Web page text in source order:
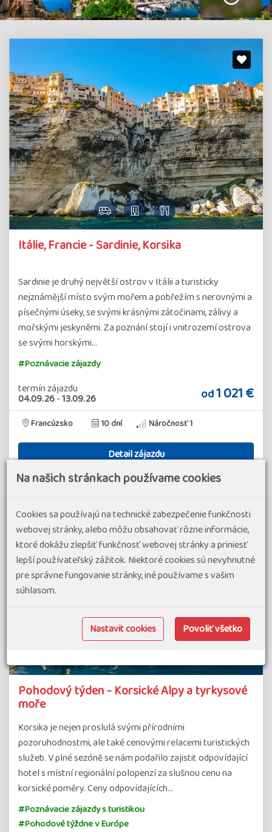
Itálie, Francie - Sardinie, Korsika
Sardinie je druhý největší ostrov v Itálii a turisticky
nejznámější místo svým mořem a pobřežím s nerovnými a
písečnými úseky, se svými krásnými zátočinami, zálivy a
mořskými jeskyněmi. Za poznání stojí i vnitrozemí ostrova
se svými horskými…
#Poznávacie zájazdy
termín zájazdu
04.09.26-13.09.26 od1 021 €
Francúzsko 10 dní Náročnosť 1
Detail zájazdu
Pohodový týden - Korsické Alpy a tyrkysové
moře
Korsika je nejen proslulá svými přírodními
pozoruhodnostmi, ale také cenovými relacemi turistických
služeb. V plné sezóně se nám podařilo zajistit odpovídající
hotel s místní regionální polopenzí za slušnou cenu na
korsické poměry. Ceny odpovídajících…
#Poznávacie zájazdy s turistikou
#Pohodové týždne v Európe
Na našich stránkach používame cookies
Cookies sa používajú na technické zabezpečenie funkčnosti
webovej stránky, alebo môžu obsahovať rôzne informácie,
ktoré dokážu zlepšiť funkčnosť webovej stránky a priniesť
lepší používateľský zážitok. Niektoré cookies sú nevyhnutné
pre správne fungovanie stránky, iné používame s vašim
súhlasom.
Nastavit cookies Povoliť všetko